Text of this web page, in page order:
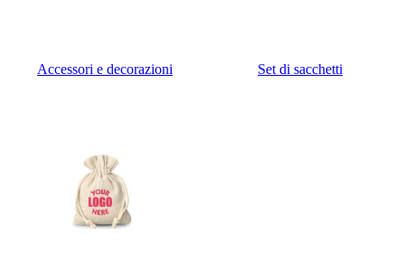
Accessori e decorazioni Set di sacchetti